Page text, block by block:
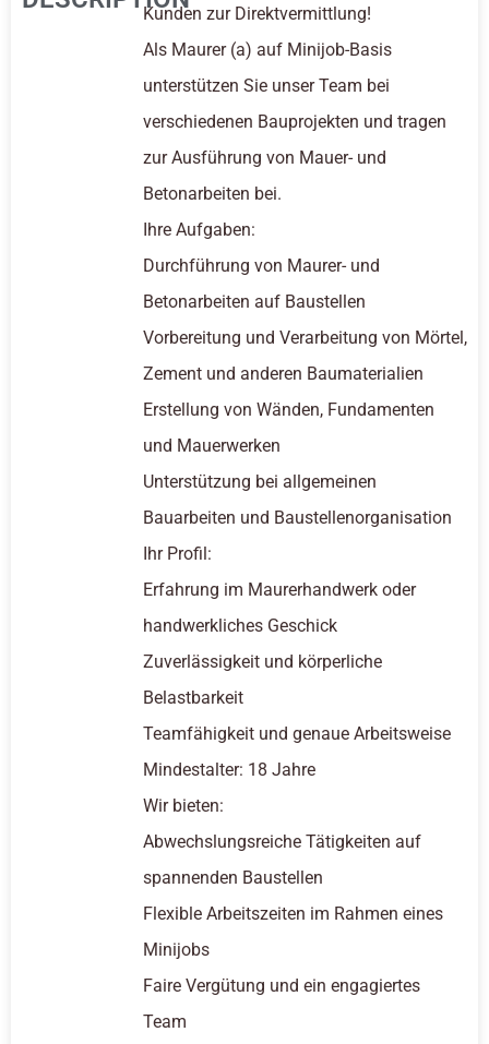
Kunden zur Direktvermittlung!
Als Maurer (a) auf Minijob-Basis
unterstützen Sie unser Team bei
verschiedenen Bauprojekten und tragen
zur Ausführung von Mauer- und
Betonarbeiten bei.
Ihre Aufgaben:
Durchführung von Maurer- und
Betonarbeiten auf Baustellen
Vorbereitung und Verarbeitung von Mörtel,
Zement und anderen Baumaterialien
Erstellung von Wänden, Fundamenten
und Mauerwerken
Unterstützung bei allgemeinen
Bauarbeiten und Baustellenorganisation
Ihr Profil:
Erfahrung im Maurerhandwerk oder
handwerkliches Geschick
Zuverlässigkeit und körperliche
Belastbarkeit
Teamfähigkeit und genaue Arbeitsweise
Mindestalter: 18 Jahre
Wir bieten:
Abwechslungsreiche Tätigkeiten auf
spannenden Baustellen
Flexible Arbeitszeiten im Rahmen eines
Minijobs
Faire Vergütung und ein engagiertes
Team